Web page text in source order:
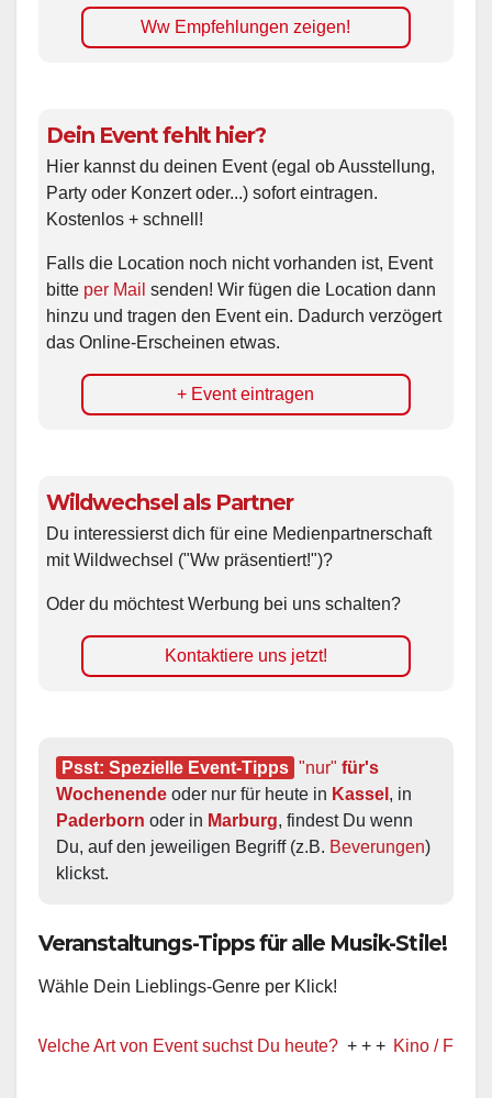
Ww Empfehlungen zeigen!
Dein Event fehlt hier?
Hier kannst du deinen Event (egal ob Ausstellung,
Party oder Konzert oder...) sofort eintragen.
Kostenlos + schnell!
Falls die Location noch nicht vorhanden ist, Event
bitte per Mail senden! Wir fügen die Location dann
hinzu und tragen den Event ein. Dadurch verzögert
das Online-Erscheinen etwas.
+ Event eintragen
Wildwechsel als Partner
Du interessierst dich für eine Medienpartnerschaft
mit Wildwechsel ("Ww präsentiert!")?
Oder du möchtest Werbung bei uns schalten?
Kontaktiere uns jetzt!
Psst: Spezielle Event-Tipps "nur" für's
Wochenende oder nur für heute in Kassel
Paderborn oder in Marburg, findest Du wenn
Du, auf den jeweiligen Begriff (z.B. Beverungen)
klickst.
Veranstaltungs-Tipps für alle Musik-Stile!
Wähle Dein Lieblings-Genre per Klick!
Welche Art von Event suchst Du heute? + + + Kino / Film